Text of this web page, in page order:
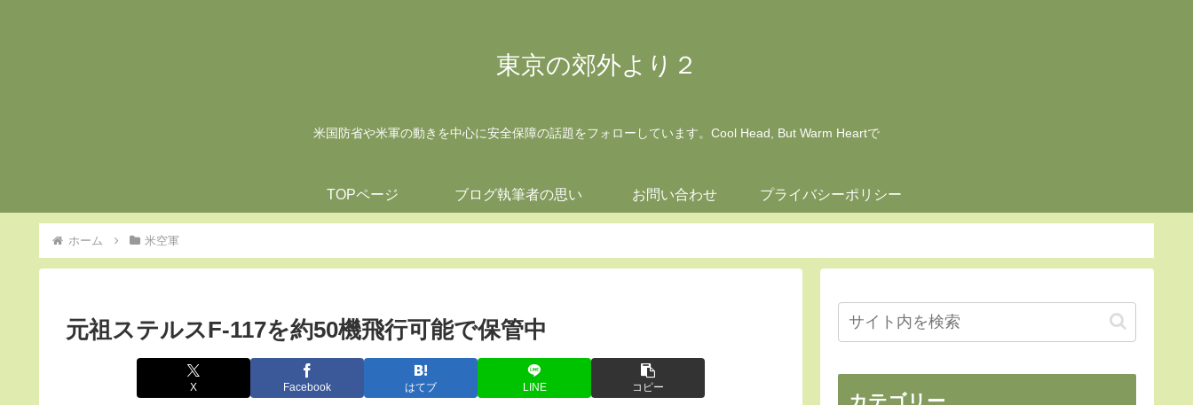
東京の郊外より２
米国防省や米軍の動きを中心に安全保障の話題をフォローしています。Cool Head, But Warm Heartで
TOPページ ブログ執筆者の思い お問い合わせ プライバシーポリシー
ホーム 米空軍
元祖ステルスF-117を約50機飛行可能で保管中
X Facebook はてブ LINE コピー
カテゴリー